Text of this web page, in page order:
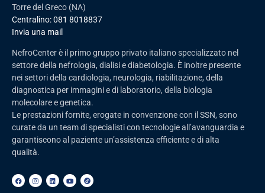
Torre del Greco (NA)
Centralino:081 8018837
Invia una mail
NefroCenter è il primo gruppo privato italiano specializzato nel
settore della nefrologia, dialisi e diabetologia. È inoltre presente
nei settori della cardiologia, neurologia, riabilitazione, della
diagnostica per immagini e di laboratorio, della biologia
molecolare e genetica.
Le prestazioni fornite, erogate in convenzione con il SSN, sono
curate da un team di specialisti con tecnologie all’avanguardia e
garantiscono al paziente un’assistenza efficiente e di alta
qualità.